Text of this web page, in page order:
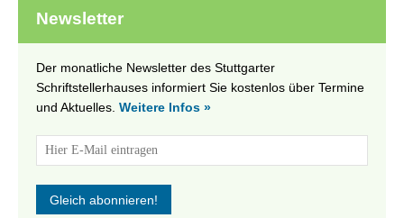
Newsletter
Der monatliche Newsletter des Stuttgarter
Schriftstellerhauses informiert Sie kostenlos über Termine
und Aktuelles. Weitere Infos »